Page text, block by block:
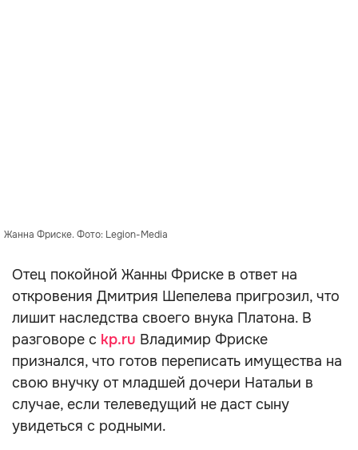
Жанна Фриске. Фото: Legion-Media
Отец покойной Жанны Фриске в ответ на
откровения Дмитрия Шепелева пригрозил, что
лишит наследства своего внука Платона. В
разговоре с kp.ru Владимир Фриске
признался, что готов переписать имущества на
свою внучку от младшей дочери Натальи в
случае, если телеведущий не даст сыну
увидеться с родными.